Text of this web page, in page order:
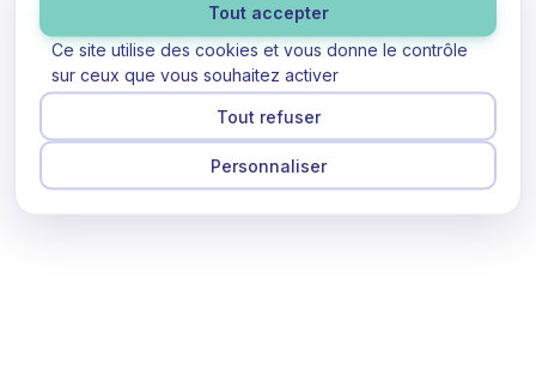
Ce site utilise des cookies et vous donne le contrôle
sur ceux que vous souhaitez activer
Tout accepter
Tout refuser
Personnaliser